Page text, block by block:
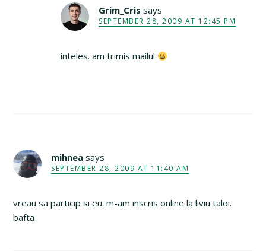
Grim_Cris says
SEPTEMBER 28, 2009 AT 12:45 PM
inteles. am trimis mailul
mihnea says
SEPTEMBER 28, 2009 AT 11:40 AM
vreau sa particip si eu. m-am inscris online la liviu taloi.
bafta